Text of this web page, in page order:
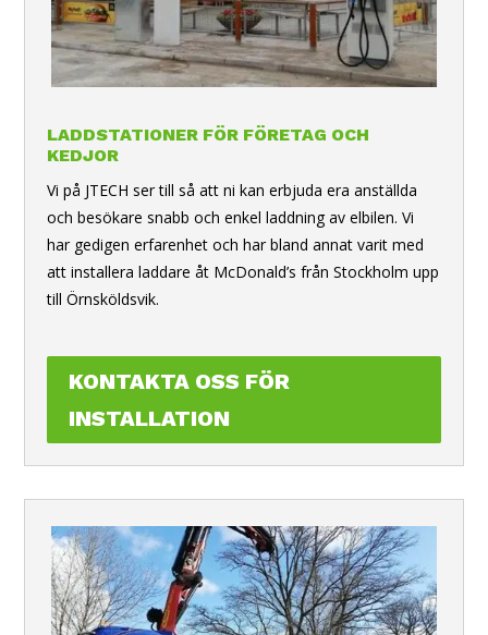
LADDSTATIONER FÖR FÖRETAG OCH
KEDJOR
Vi på JTECHser till så att ni kan erbjuda era anställda
och besökare snabb och enkel laddning av elbilen. Vi
har gedigen erfarenhet och har bland annat varit med
att installera laddare åt McDonald’s från Stockholm upp
till Örnsköldsvik.
KONTAKTA OSS FÖR
INSTALLATION